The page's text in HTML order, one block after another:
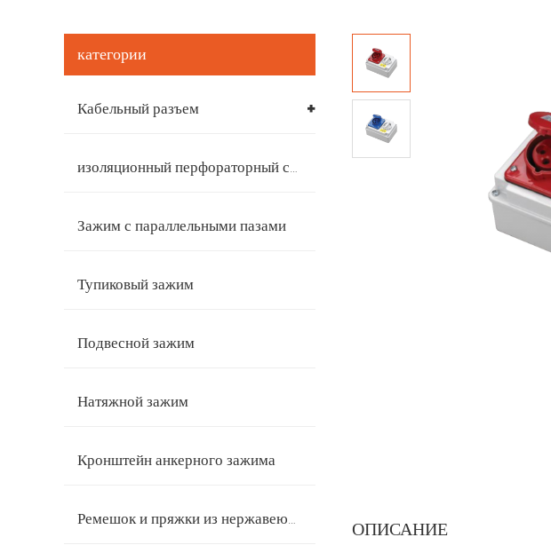
категории
Кабельный разъем
изоляционный перфораторный соединитель
Зажим с параллельными пазами
Тупиковый зажим
Подвесной зажим
Натяжной зажим
Кронштейн анкерного зажима
Ремешок и пряжки из нержавеющей стали ОПИСАНИЕ